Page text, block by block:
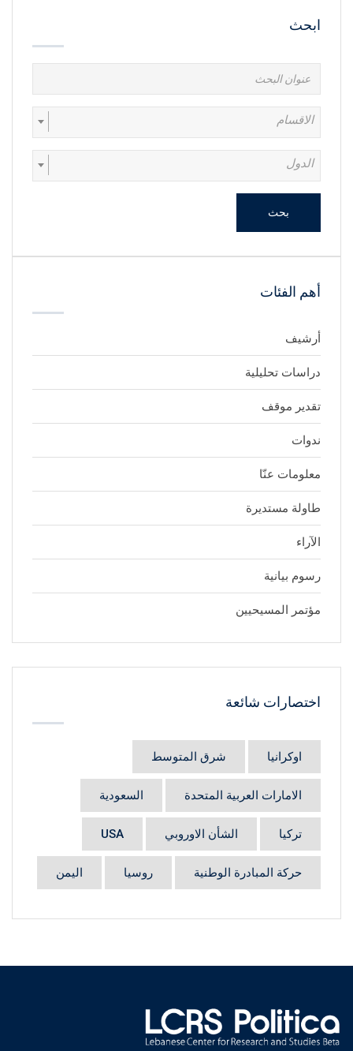
ابحث
الاقسام
الدول
بحث
أهم الفئات
أرشيف
دراسات تحليلية
تقدير موقف
ندوات
معلومات عنّا
طاولة مستديرة
الآراء
رسوم بيانية
مؤتمر المسيحيين
اختصارات شائعة
اوكرانيا شرق المتوسط
الامارات العربية المتحدة السعودية
تركيا الشأن الاوروبي USA
حركة المبادرة الوطنية روسيا اليمن